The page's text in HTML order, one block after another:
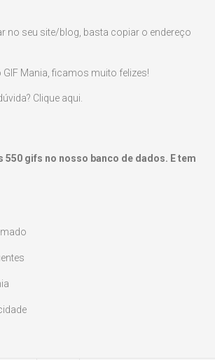
no seu site/blog, basta copiar o endereço
GIF Mania, ficamos muito felizes!
Clique aqui.
550 gifs no nosso banco de dados. E tem